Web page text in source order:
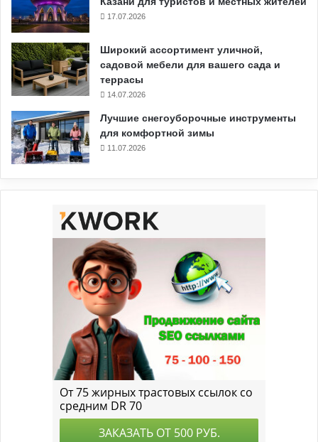
17.07.2026
Широкий ассортимент уличной,
садовой мебели для вашего сада и
террасы
14.07.2026
Лучшие снегоуборочные инструменты
для комфортной зимы
11.07.2026